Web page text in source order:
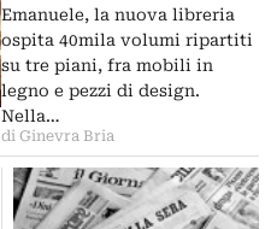
Emanuele, la nuova libreria
ospita 40mila volumi ripartiti
su tre piani, fra mobili in
legno e pezzi di design.
Nella…
di Ginevra Bria